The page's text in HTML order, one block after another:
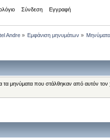
Σύνδεση Εγγραφή
Andre» Εμφάνιση μηνυμάτων »
τα μηνύματα που στάλθηκαν από αυτόν